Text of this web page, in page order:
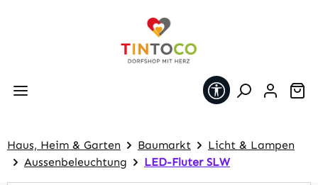
Werkzeugleiste
Haus, Heim & Garten Baumarkt
Licht & Lampen
Aussenbeleuchtung
LED-Fluter SLW